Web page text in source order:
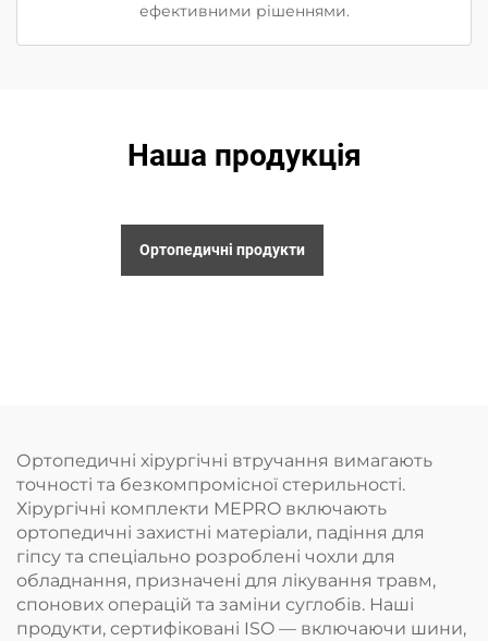
ефективними рішеннями.
Наша продукція
Ортопедичні продукти
Ортопедичні хірургічні втручання вимагають
точності та безкомпромісної стерильності.
Хірургічні комплекти MEPRO включають
ортопедичні захистні матеріали, падіння для
гіпсу та спеціально розроблені чохли для
обладнання, призначені для лікування травм,
спонових операцій та заміни суглобів. Наші
продукти, сертифіковані ISO — включаючи шини,